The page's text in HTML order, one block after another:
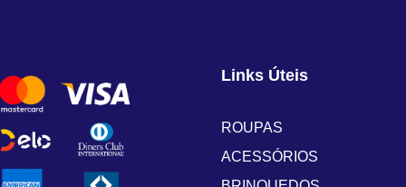
Links Úteis
ROUPAS
ACESSÓRIOS